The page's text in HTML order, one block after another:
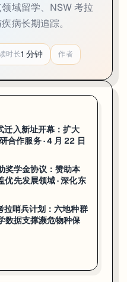
，意味着 USYD 将持续保持
· 2026-04-15
哨兵计划：六地种
Program）是由悉尼大学
NSW 六地种群，理解为什么
洲濒危物种；哨兵计划的长期纵
· 2026-04-17
入上海；扩大在华学生、校友
尼签署双边奖学金协议；覆盖
机会，这篇可以直接当作今天
域留学、NSW 考拉
病长期追踪。
时长1 分钟 作者
迁入新址开幕：扩大
合作服务 · 4 月 22 日
奖学金协议：赞助本
优先发展领域 · 深化东
拉哨兵计划：六地种群
数据支撑濒危物种保